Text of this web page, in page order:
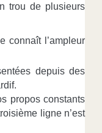
trou de plusieurs
connaît l’ampleur
depuis des
propos constants
ligne n’est